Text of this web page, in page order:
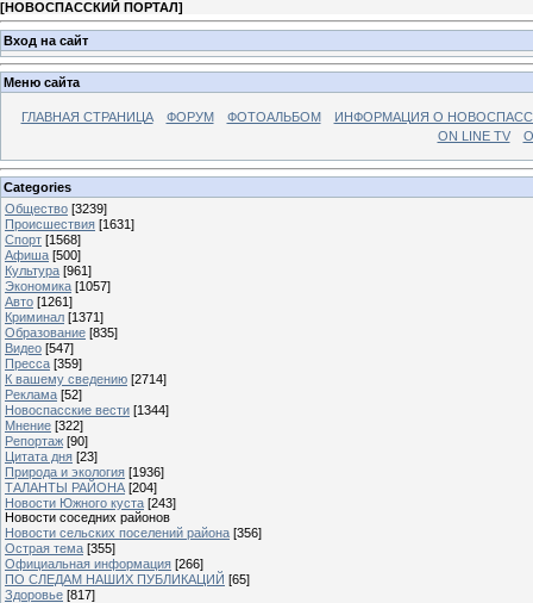
[НОВОСПАССКИЙ ПОРТАЛ]
Вход на сайт
Меню сайта
ГЛАВНАЯ СТРАНИЦА ФОРУМ ФОТОАЛЬБОМ
ИНФОРМАЦИЯ О
ON LINE TV
Categories
Общество [3239]
Происшествия [1631]
Спорт [1568]
Афиша [500]
Культура [961]
Экономика [1057]
Авто [1261]
Криминал [1371]
Образование [835]
Видео [547]
Пресса [359]
К вашему сведению [2714]
Реклама [52]
Новоспасские вести [1344]
Мнение [322]
Репортаж [90]
Цитата дня [23]
Природа и экология [1936]
ТАЛАНТЫ РАЙОНА [204]
Новости Южного куста [243]
Новости соседних районов
Новости сельских поселений района [356]
Острая тема [355]
Официальная информация [266]
ПО СЛЕДАМ НАШИХ ПУБЛИКАЦИЙ [65]
Здоровье [817]